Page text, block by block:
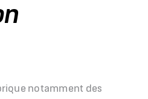
notamment des